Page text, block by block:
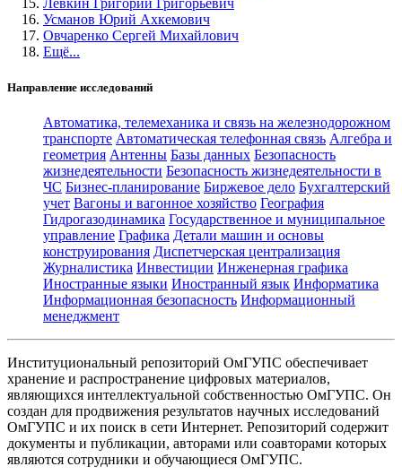
Левкин Григорий Григорьевич
Усманов Юрий Ахкемович
Овчаренко Сергей Михайлович
Ещё...
Направление исследований
Автоматика, телемеханика и связь на железнодорожном
транспорте Автоматическая телефонная связь Алгебра и
геометрия Антенны Базы данных Безопасность
жизнедеятельности Безопасность жизнедеятельности в
ЧС Бизнес-планирование Биржевое дело Бухгалтерский
учет Вагоны и вагонное хозяйство География
Гидрогазодинамика Государственное и муниципальное
управление Графика Детали машин и основы
конструирования Диспетчерская централизация
Журналистика Инвестиции Инженерная графика
Иностранные языки Иностранный язык Информатика
Информационная безопасность Информационный
менеджмент
Институциональный репозиторий ОмГУПС обеспечивает
хранение и распространение цифровых материалов,
являющихся интеллектуальной собственностью ОмГУПС. Он
создан для продвижения результатов научных исследований
ОмГУПС и их поиск в сети Интернет. Репозиторий содержит
документы и публикации, авторами или соавторами которых
являются сотрудники и обучающиеся ОмГУПС.